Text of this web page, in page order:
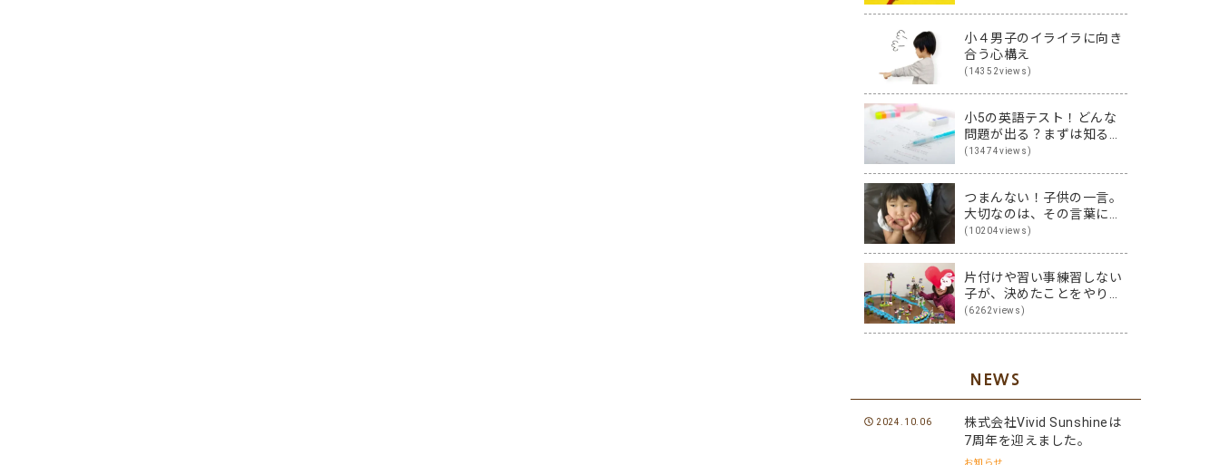
小４男子のイライラに向き
合う心構え
(14352views)
小5の英語テスト！どんな
問題が出る？まずは知るこ
とから始めよう♪
(13474views)
つまんない！子供の一言。
大切なのは、その言葉に隠
された裏の本音です
(10204views)
片付けや習い事練習しない
子が、決めたことをやり切
る子に変身！その方法は？
(6262views)
NEWS
2024.10.06
株式会社Vivid Sunshineは
7周年を迎えました。
お知らせ